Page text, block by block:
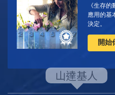
《生存
應用的基
決定。
開始